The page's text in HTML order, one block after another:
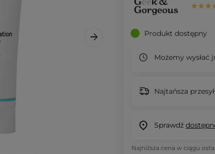
Produkt dostępny
Możemy wysłać
Najtańsza
Sprawdź
Najniższa cena w ciągu